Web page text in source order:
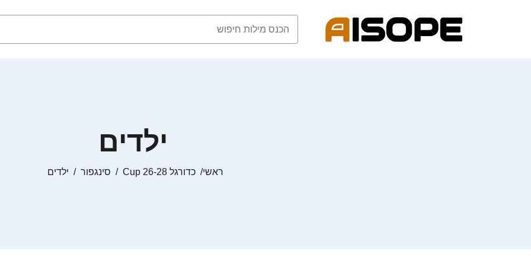
ילדים
ראשי כדורגל Cup 26-28 סינגפור ילדים